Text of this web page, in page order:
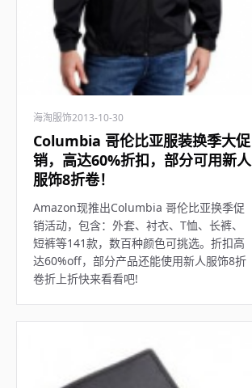
海淘服饰2013-10-30
Columbia 哥伦比亚服装换季大促
销，高达60%折扣，部分可用新人
服饰8折卷！
Amazon现推出Columbia 哥伦比亚换季促
销活动，包含：外套、衬衣、T恤、长裤、
短裤等141款，数百种颜色可挑选。折扣高
达60%off，部分产品还能使用新人服饰8折
卷折上折快来看看吧!